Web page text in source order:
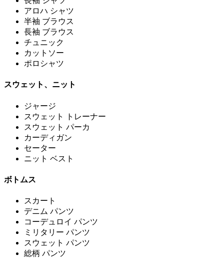
アロハ シャツ
半袖 ブラウス
長袖 ブラウス
チュニック
カットソー
ポロシャツ
スウェット、ニット
ジャージ
スウェット トレーナー
スウェット パーカ
カーディガン
セーター
ニット ベスト
ボトムス
スカート
デニム パンツ
コーデュロイ パンツ
ミリタリー パンツ
スウェット パンツ
総柄 パンツ